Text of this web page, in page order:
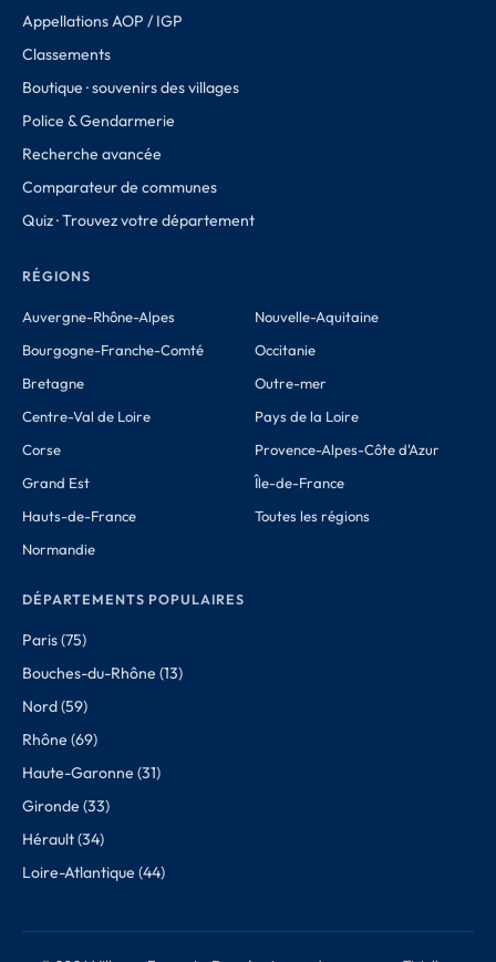
Appellations AOP / IGP
Classements
Boutique · souvenirs des villages
Police & Gendarmerie
Recherche avancée
Comparateur de communes
Quiz · Trouvez votre département
RÉGIONS
Auvergne-Rhône-Alpes
Bourgogne-Franche-Comté
Bretagne
Centre-Val de Loire
Corse
Grand Est
Hauts-de-France
Normandie
Nouvelle-Aquitaine
Occitanie
Outre-mer
Pays de la Loire
Provence-Alpes-Côte d'Azur
Île-de-France
Toutes les régions
DÉPARTEMENTS POPULAIRES
Paris (75)
Bouches-du-Rhône (13)
Nord (59)
Rhône (69)
Haute-Garonne (31)
Gironde (33)
Hérault (34)
Loire-Atlantique (44)